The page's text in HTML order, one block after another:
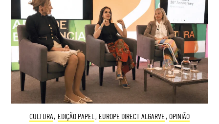
CULTURA, EDIÇÃO PAPEL , EUROPE DIRECT ALGARVE, OPINIÃO